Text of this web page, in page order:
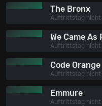
The Bronx
Auftrittstag nicht
We Came As
Auftrittstag nicht
Code Orange
Auftrittstag nicht
Emmure
Auftrittstag nicht